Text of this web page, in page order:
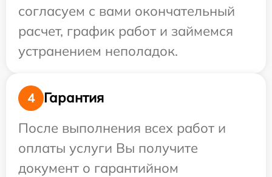
согласуем с вами окончательный
расчет, график работ и займемся
устранением неполадок.
4
Гарантия
После выполнения всех работ и
оплаты услуги Вы получите
документ о гарантийном